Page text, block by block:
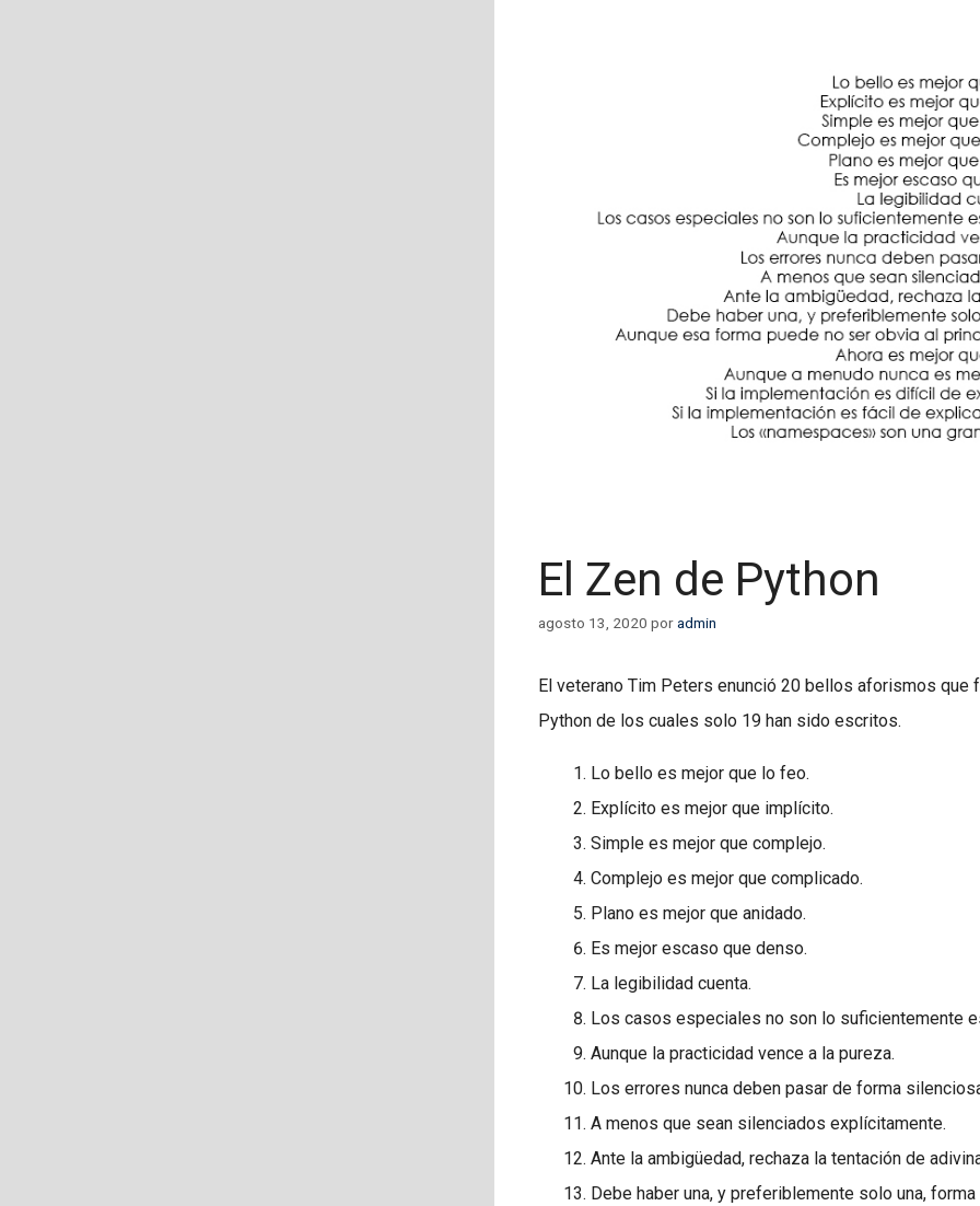
El Zen de Python
agosto 13, 2020 poradmin
El veterano Tim Peters enunció 20 bellos aforismos que
Python de los cuales solo 19 han sido escritos.
Lo bello es mejor que lo feo.
Explícito es mejor que implícito.
Simple es mejor que complejo.
Complejo es mejor que complicado.
Plano es mejor que anidado.
Es mejor escaso que denso.
La legibilidad cuenta.
Los casos especiales no son lo suficientemente
Aunque la practicidad vence a la pureza.
Los errores nunca deben pasar de forma
A menos que sean silenciados explícitamente.
Ante la ambigüedad, rechaza la tentación de
Debe haber una, y preferiblemente solo una,